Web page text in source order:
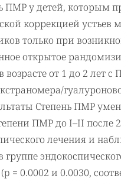
у детей, которым
коррекцией устьев
только при
открытое
от 1 до 2 лет
Степень ПМР
ПМР до I–II после 2
лечения и
0.0002 и 0.0030,